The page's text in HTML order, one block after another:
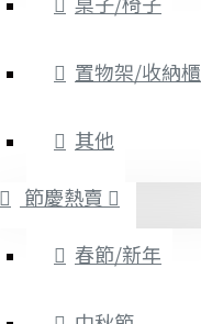
置物架/收納櫃
其他
節慶熱賣
春節/新年